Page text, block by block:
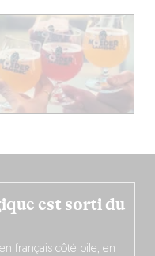
est sorti du
français côté pile, en